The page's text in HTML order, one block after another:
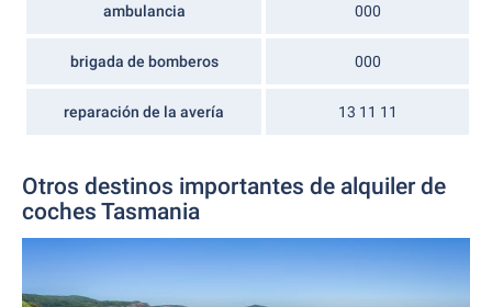
ambulancia 000
brigada de bomberos 000
reparación de la avería 13 11 11
Otros destinos importantes de alquiler de
coches Tasmania